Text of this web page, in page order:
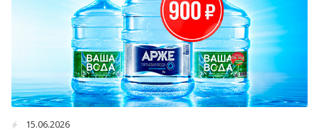
15.06.2026